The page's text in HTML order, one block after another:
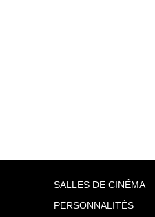
SALLES DE CINÉMA
PERSONNALITÉS